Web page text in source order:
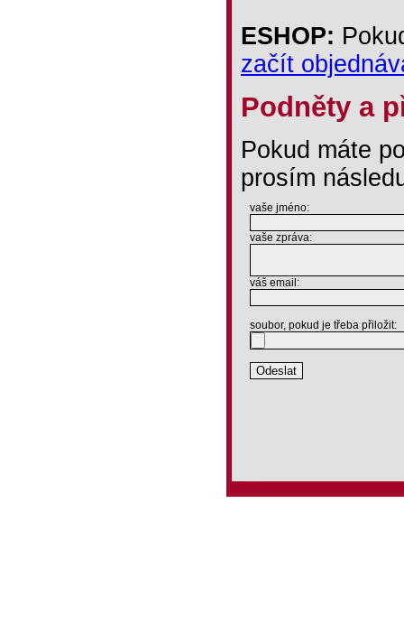
ESHOP:
začít
Podněty a
Pokud máte
prosím
vaše jméno:
vaše zpráva:
váš email:
soubor, pokud je třeba přiložit: